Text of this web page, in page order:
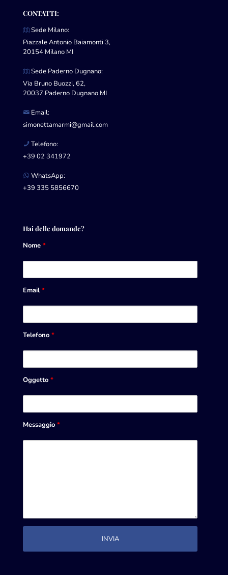
CONTATTI:
Sede Milano:
Piazzale Antonio Baiamonti 3,
20154 Milano MI
Sede Paderno Dugnano:
Via Bruno Buozzi, 62,
20037 Paderno Dugnano MI
Email:
simonettamarmi@gmail.com
Telefono:
+39 02 341972
WhatsApp:
+39 335 5856670
Hai delle domande?
Nome *
Email *
Telefono *
Oggetto *
Messaggio *